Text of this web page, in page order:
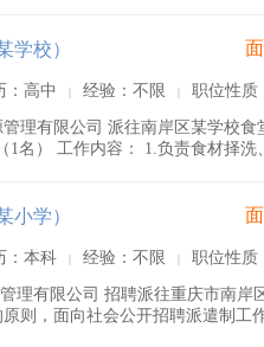
学校）
：高中 | 经验：不限 | 职位性质
理有限公司 派往南岸区某学校
1名） 工作内容： 1.负责食材择
小学）
：本科 | 经验：不限 | 职位性质
理有限公司 招聘派往重庆市南
则，面向社会公开招聘派遣制